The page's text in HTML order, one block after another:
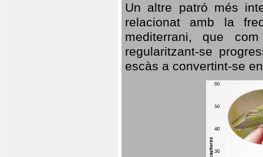
Un altre patró més
relacionat amb la
mediterrani, que
regularitzant-se
escàs a convertint-se